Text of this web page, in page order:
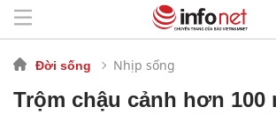
Đời sống Nhịp sống
Trộm chậu cảnh hơn 100